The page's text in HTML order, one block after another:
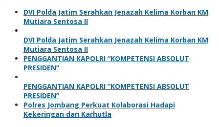
DVI Polda Jatim Serahkan Jenazah Kelima Korban KM
Mutiara Sentosa II
DVI Polda Jatim Serahkan Jenazah Kelima Korban KM
Mutiara Sentosa II
PENGGANTIAN KAPOLRI “KOMPETENSI ABSOLUT
PRESIDEN”
PENGGANTIAN KAPOLRI “KOMPETENSI ABSOLUT
PRESIDEN”
Polres Jombang Perkuat Kolaborasi Hadapi
Kekeringan dan Karhutla